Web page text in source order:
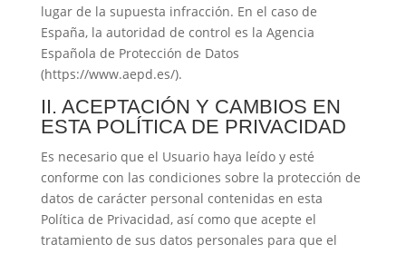
lugar de la supuesta infracción. En el caso de
España, la autoridad de control es la Agencia
Española de Protección de Datos
(https://www.aepd.es/).
II. ACEPTACIÓN Y CAMBIOS EN
ESTA POLÍTICA DE PRIVACIDAD
Es necesario que el Usuario haya leído y esté
conforme con las condiciones sobre la protección de
datos de carácter personal contenidas en esta
Política de Privacidad, así como que acepte el
tratamiento de sus datos personales para que el